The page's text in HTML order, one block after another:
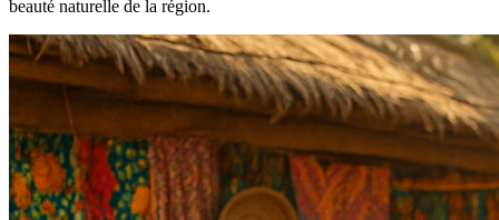
beauté naturelle de la région.